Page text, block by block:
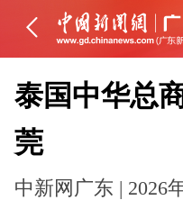
泰国中华总
莞
中新网广东 | 2026